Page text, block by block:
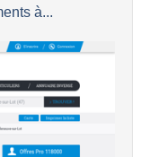
à...